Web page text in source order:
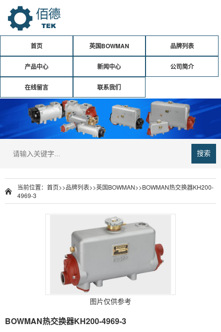
首页 英国BOWMAN 品牌列表
产品中心 新闻中心 公司简介
在线留言 联系我们
搜索
当前位置： 首页>>品牌列表>>英国BOWMAN>>BOWMAN热交换器KH200-
4969-3
图片仅供参考
BOWMAN热交换器KH200-4969-3